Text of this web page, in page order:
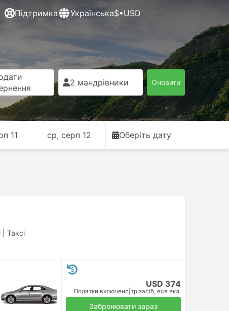
Підтримка Українська$•USD
2 мандрівники Оновити
11 ср, серп 12 Оберіть дату
Таксі
USD 374
Податки включено тр.засіб, все вкл.
Забронювати зараз